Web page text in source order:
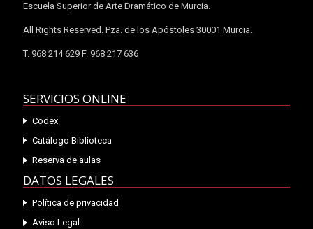
Escuela Superior de Arte Dramático de Murcia.
All Rights Reserved. Pza. de los Apóstoles 30001 Murcia.
T. 968 214 629 F. 968 217 636
SERVICIOS ONLINE
Codex
Catálogo Biblioteca
Reserva de aulas
DATOS LEGALES
Política de privacidad
Aviso Legal